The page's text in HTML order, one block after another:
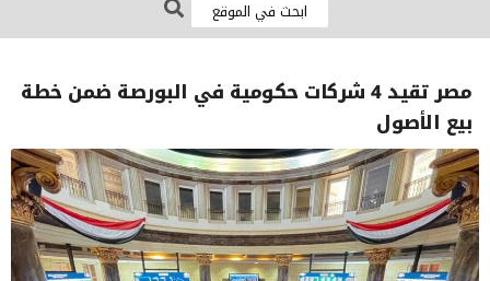
مصر تقيد 4 شركات حكومية في البورصة ضمن خطة
بيع الأصول